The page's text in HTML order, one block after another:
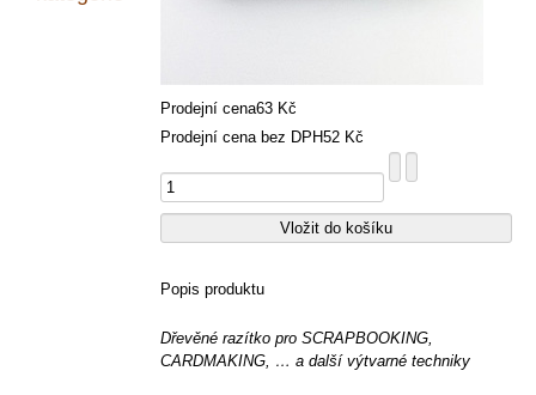
Prodejní cena63 Kč
Prodejní cena bez DPH52 Kč
Popis produktu
Dřevěné razítko pro SCRAPBOOKING,
CARDMAKING, … a další výtvarné techniky